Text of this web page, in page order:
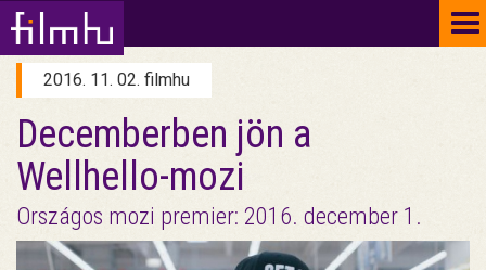
2016. 11. 02. filmhu
Decemberben jön a
Wellhello-mozi
Országos mozi premier: 2016. december 1.